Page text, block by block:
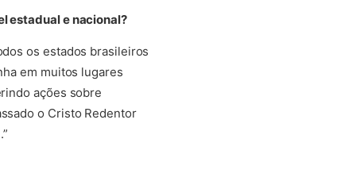
estadual e nacional?
os estados brasileiros
em muitos lugares
ações sobre
o Cristo Redentor